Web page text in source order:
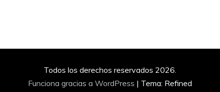
Todos los derechos reservados 2026.
Funciona gracias a WordPress | Tema: Refined